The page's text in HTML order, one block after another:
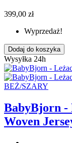
399,00 zł
Wyprzedaż!
Dodaj do koszyka
Wysyłka 24h
BabyBjorn -
Woven